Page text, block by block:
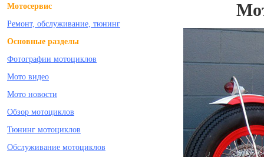
Мотосервис
Ремонт, обслуживание, тюнинг
Основные разделы
Фотографии мотоциклов
Мото видео
Мото новости
Обзор мотоциклов
Тюнинг мотоциклов
Обслуживание мотоциклов